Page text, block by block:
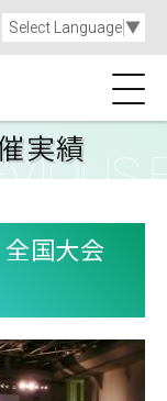
Select Language▼
実績
国大会